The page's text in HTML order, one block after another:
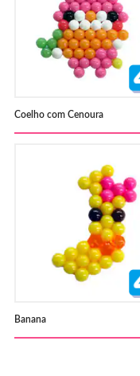
Coelho com Cenoura
Banana